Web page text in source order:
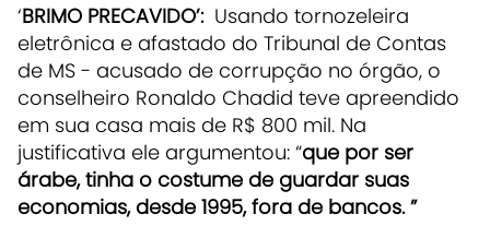
‘BRIMO PRECAVIDO’: Usando tornozeleira
eletrônica e afastado do Tribunal de Contas
de MS - acusado de corrupção no órgão, o
conselheiro Ronaldo Chadid teve apreendido
em sua casa mais de R$ 800 mil. Na
justificativa ele argumentou: “que por ser
árabe, tinha o costume de guardar suas
economias, desde 1995, fora de bancos. ”